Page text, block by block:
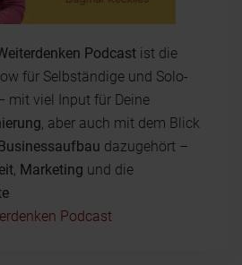
Podcast ist die
für Selbständige und Solo-
mit viel Input für Deine
, aber auch mit dem Blick
dazugehört –
Marketing und die
Podcast